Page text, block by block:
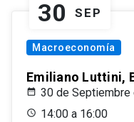
30 SEP
Macroeconomía
Emiliano Luttini,
30 de Septiembre
14:00 a 16:00